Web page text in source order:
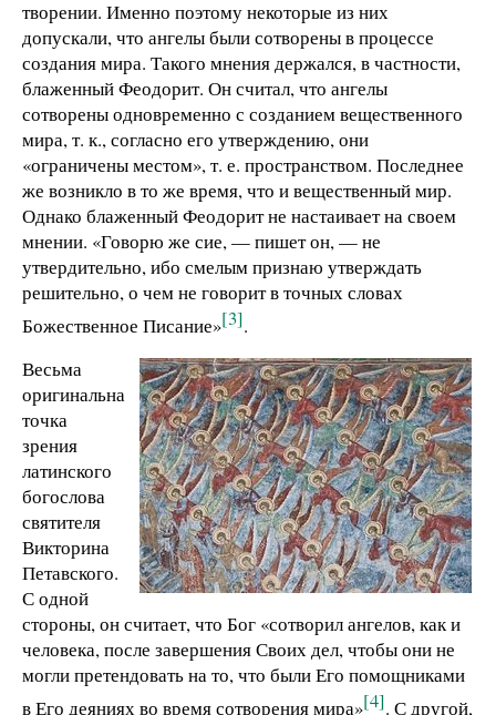
творении. Именно поэтому некоторые из них
допускали, что ангелы были сотворены в процессе
создания мира. Такого мнения держался, в частности,
блаженный Феодорит. Он считал, что ангелы
сотворены одновременно с созданием вещественного
мира, т. к., согласно его утверждению, они
«ограничены местом», т. е. пространством. Последнее
же возникло в то же время, что и вещественный мир.
Однако блаженный Феодорит не настаивает на своем
мнении. «Говорю же сие, — пишет он, — не
утвердительно, ибо смелым признаю утверждать
решительно, о чем не говорит в точных словах
Божественное Писание»[3].
Весьма
оригинальна
точка
зрения
латинского
богослова
святителя
Викторина
Петавского.
С одной
стороны, он считает, что Бог «сотворил ангелов, как и
человека, после завершения Своих дел, чтобы они не
могли претендовать на то, что были Его помощниками
в Его деяниях во время сотворения мира»[4]. С другой,